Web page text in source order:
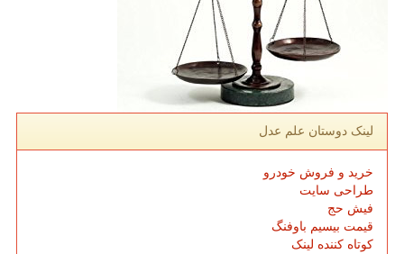
لینک دوستان علم عدل
خرید و فروش خودرو
طراحی سایت
فیش حج
قیمت بیسیم باوفنگ
کوتاه کننده لینک